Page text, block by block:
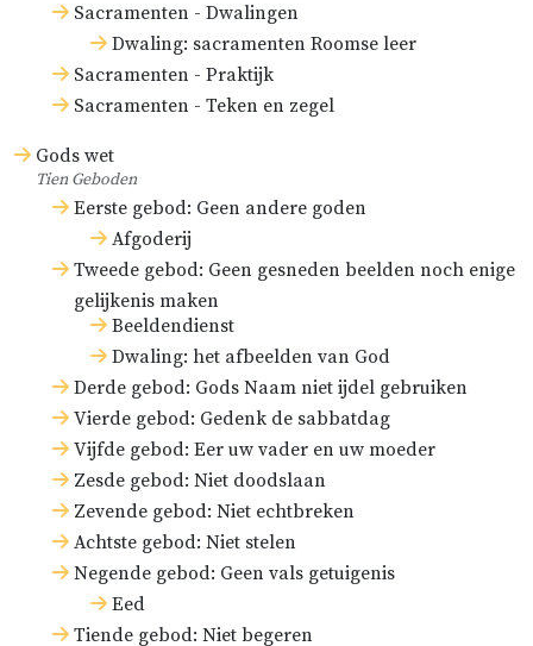
Sacramenten - Dwalingen
Dwaling: sacramenten Roomse leer
Sacramenten - Praktijk
Sacramenten - Teken en zegel
Gods wet
Tien Geboden
Eerste gebod: Geen andere goden
Afgoderij
Tweede gebod: Geen gesneden beelden noch enige
gelijkenis maken
Beeldendienst
Dwaling: het afbeelden van God
Derde gebod: Gods Naam niet ijdel gebruiken
Vierde gebod: Gedenk de sabbatdag
Vijfde gebod: Eer uw vader en uw moeder
Zesde gebod: Niet doodslaan
Zevende gebod: Niet echtbreken
Achtste gebod: Niet stelen
Negende gebod: Geen vals getuigenis
Eed
Tiende gebod: Niet begeren